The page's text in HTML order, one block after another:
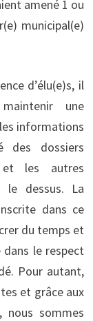
amené 1 ou
municipal(e)
d’élu(e)s, il
une
informations
des dossiers
et les autres
le dessus. La
dans ce
du temps et
dans le respect
Pour autant,
et grâce aux
nous sommes